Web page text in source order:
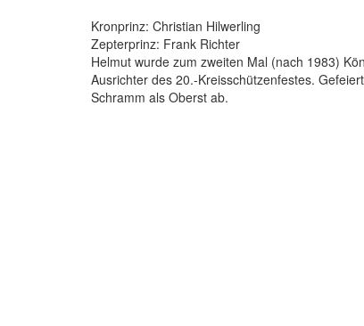
Kronprinz: Christian Hilwerling
Zepterprinz: Frank Richter
Helmut wurde zum zweiten Mal (nach 1983)
Ausrichter des 20.-Kreisschützenfestes.
Schramm als Oberst ab.